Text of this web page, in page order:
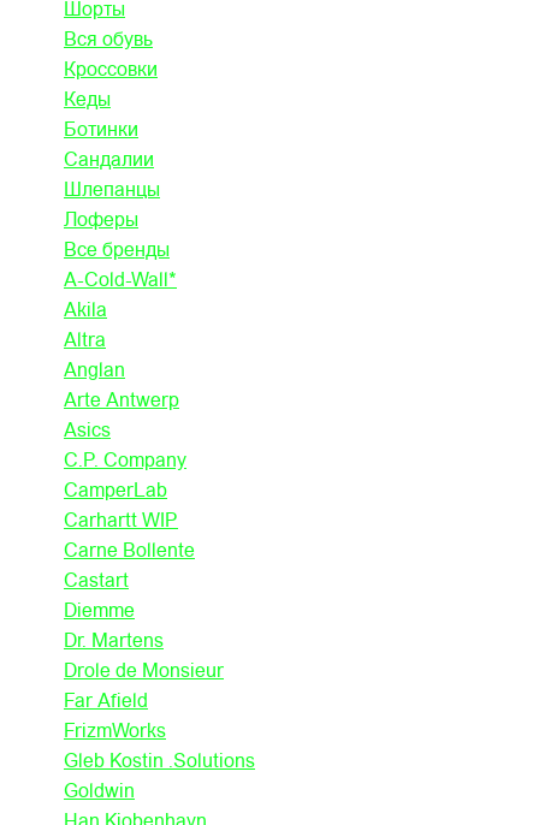
Шорты
Вся обувь
Кроссовки
Кеды
Ботинки
Сандалии
Шлепанцы
Лоферы
Все бренды
A-Cold-Wall*
Akila
Altra
Anglan
Arte Antwerp
Asics
C.P. Company
CamperLab
Carhartt WIP
Carne Bollente
Castart
Diemme
Dr. Martens
Drole de Monsieur
Far Afield
FrizmWorks
Gleb Kostin .Solutions
Goldwin